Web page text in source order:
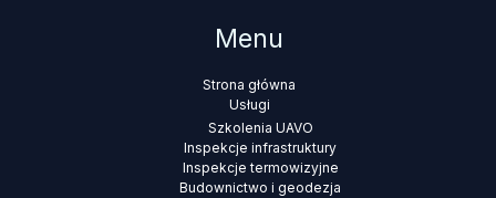
Menu
Strona główna
Usługi
Szkolenia UAVO
Inspekcje infrastruktury
Inspekcje termowizyjne
Budownictwo i geodezja